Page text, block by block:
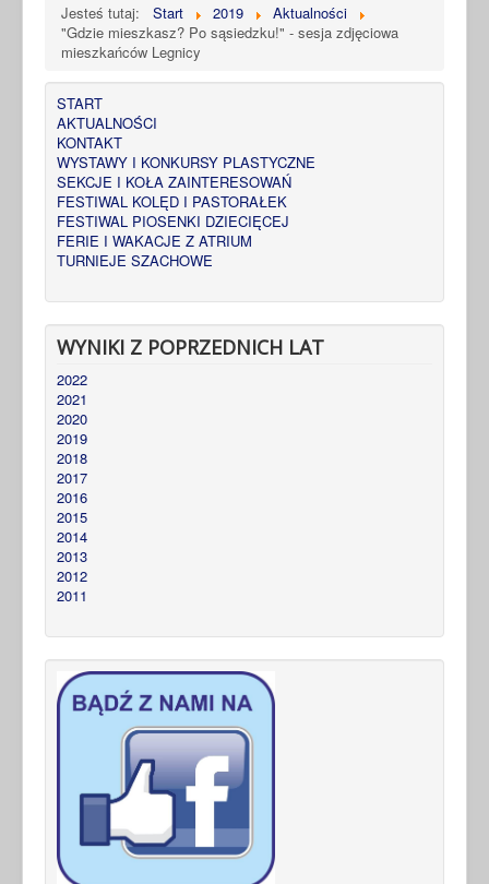
Jesteś tutaj: Start 2019
Aktualności
"Gdzie mieszkasz? Po sąsiedzku!" - sesja zdjęciowa
mieszkańców Legnicy
START
AKTUALNOŚCI
KONTAKT
WYSTAWY I KONKURSY PLASTYCZNE
SEKCJE I KOŁA ZAINTERESOWAŃ
FESTIWAL KOLĘD I PASTORAŁEK
FESTIWAL PIOSENKI DZIECIĘCEJ
FERIE I WAKACJE Z ATRIUM
TURNIEJE SZACHOWE
WYNIKI Z POPRZEDNICH LAT
2022
2021
2020
2019
2018
2017
2016
2015
2014
2013
2012
2011